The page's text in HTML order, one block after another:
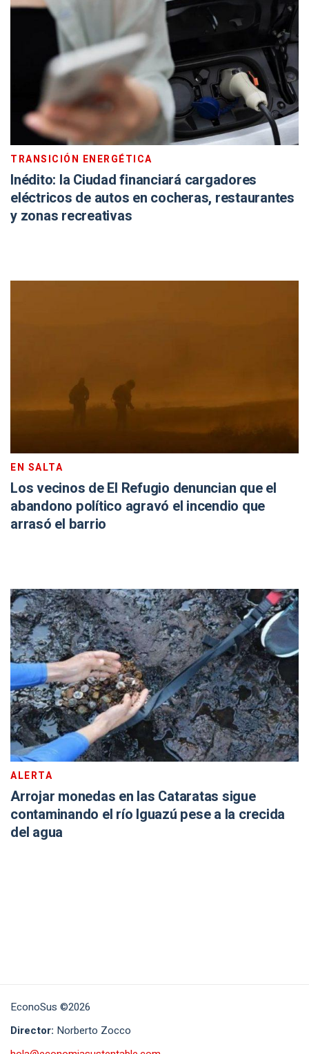
TRANSICIÓN ENERGÉTICA
Inédito: la Ciudad financiará cargadores
eléctricos de autos en cocheras, restaurantes
y zonas recreativas
EN SALTA
Los vecinos de El Refugio denuncian que el
abandono político agravó el incendio que
arrasó el barrio
ALERTA
Arrojar monedas en las Cataratas sigue
contaminando el río Iguazú pese a la crecida
del agua
EconoSus ©2026
Director: Norberto Zocco